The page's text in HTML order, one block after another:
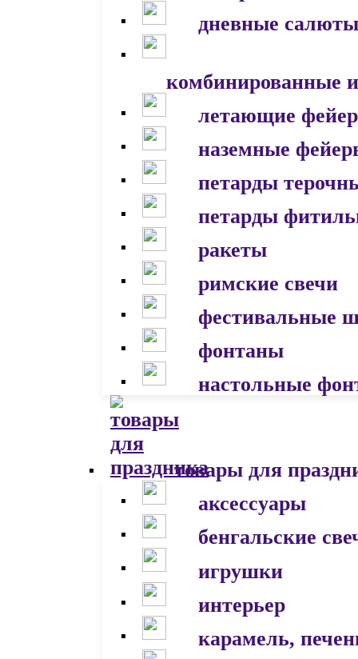
дневные салюты
комбинированные
летающие
наземные
петарды
петарды
ракеты
римские свечи
фестивальные
фонтаны
настольные
товары для
аксессуары
бенгальские
игрушки
интерьер
карамель,